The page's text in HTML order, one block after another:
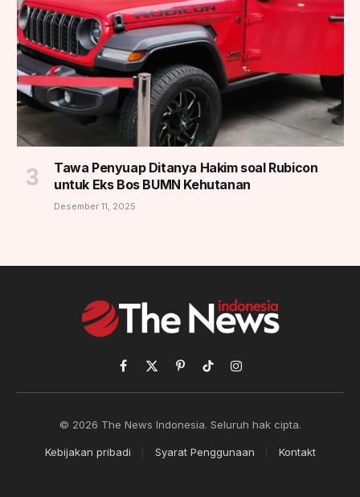
Tawa Penyuap Ditanya Hakim soal Rubicon
untuk Eks Bos BUMN Kehutanan
Desember 11, 2025
Facebook
X
(Twitter)
PinterestTikTokInstagram
© 2026 The News Indonesia. Seluruh hak cipta.
Kebijakan pribadi Syarat Penggunaan Kontakt